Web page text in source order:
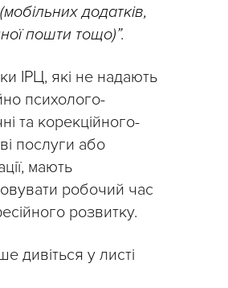
додатків,
пошти тощо)”.
ІРЦ, які не надають
психолого-
та корекційного-
послуги або
мають
робочий час
розвитку.
дивіться у листі